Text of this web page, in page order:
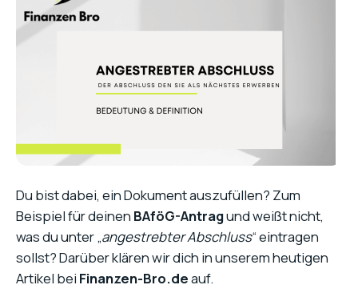
Du bist dabei, ein Dokument auszufüllen? Zum
Beispiel für deinen BAföG-Antragund weißt nicht,
was du unter „angestrebter Abschluss“ eintragen
sollst? Darüber klären wir dich in unserem heutigen
Artikel bei Finanzen-Bro.deauf.